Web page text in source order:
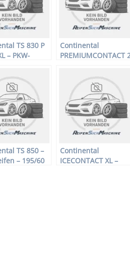
TS 830 P
– PKW-
Continental
PREMIUMCONTACT
205/50 R17 89V –
Sommerreifen
TS 850 –
– 195/60
Continental
ICECONTACT XL –